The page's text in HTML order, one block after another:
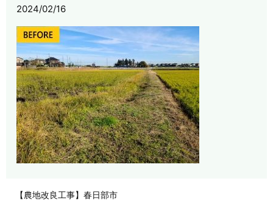
2024/02/16
【農地改良工事】春日部市